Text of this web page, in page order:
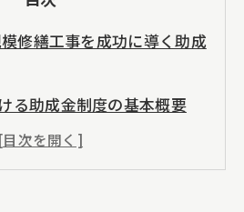
修繕工事を成功に導く助成
る助成金制度の基本概要
事で助成金を最大限に活用